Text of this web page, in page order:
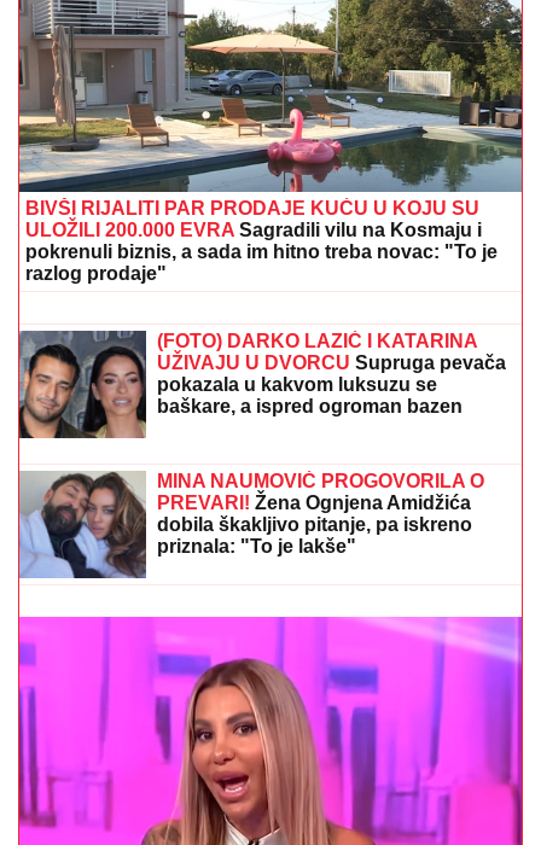
"DOK JA RAĐAM NAŠ BLAGOSLOV, TI ME VARAŠ U
NAŠEM KREVETU"Pevačicu je muž prevario dok je
bila u porodilištu: "To boli"
MNOGE OD OVIH PESAMA
OBOŽAVATEOvo je 10 numera koje je
Dino Merlin "ukrao" od stranih
izvođača - ostaćete u čudu kad vidite
spisak
SKRIVENI BISER:Srednjovekovni
evropski grad za pešačenje koji nije
pun turista
BIVŠI RIJALITI PAR PRODAJE KUĆU U KOJU SU
ULOŽILI 200.000 EVRASagradili vilu na Kosmaju i
pokrenuli biznis, a sada im hitno treba novac: "To je
razlog prodaje"
PORODILA SE ZVEZDA GRANDA
Plavokosa pevačica donela na svet
sina, roditelji dali ime sa MOĆNIM